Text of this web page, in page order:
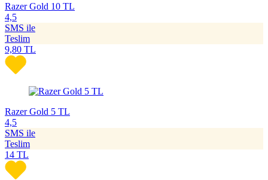
Razer Gold 10 TL
4,5
SMS ile
Teslim
9,80 TL
Razer Gold 5 TL
4,5
SMS ile
Teslim
14 TL